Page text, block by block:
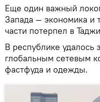
Еще один важный
Запада — экономика и
части потерпел в
В республике удалось
глобальным сетевым
фастфуда и одежды.